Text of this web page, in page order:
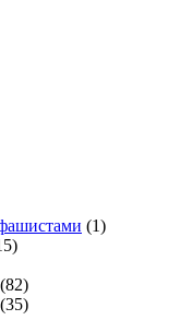
фашистами (1)
(82)